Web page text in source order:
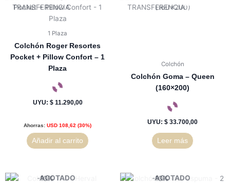
1 Plaza
Colchón Roger Resortes
Pocket + Pillow Confort – 1
Plaza
UYU: $ 11.290,00
Ahorras: USD 108,62 (30%)
Añadir al carrito
Colchón
Colchón Goma – Queen
(160×200)
UYU: $ 33.700,00
Leer más
AGOTADO AGOTADO